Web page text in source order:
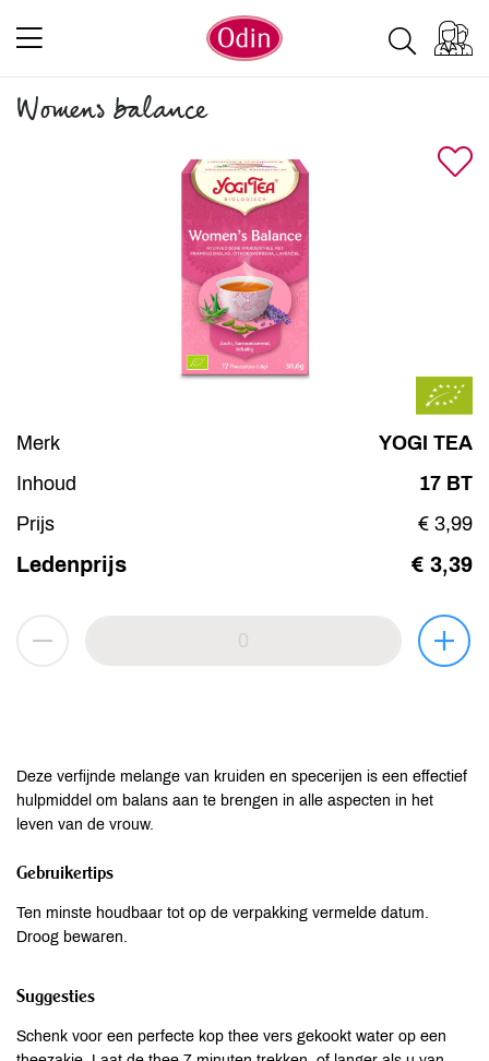
Womens balance
Merk
YOGI TEA
Inhoud
17 BT
Prijs
€ 3,99
Ledenprijs € 3,39
Deze verfijnde melange van kruiden en specerijen is een effectief
hulpmiddel om balans aan te brengen in alle aspecten in het
leven van de vrouw.
Gebruikertips
Ten minste houdbaar tot op de verpakking vermelde datum.
Droog bewaren.
Suggesties
Schenk voor een perfecte kop thee vers gekookt water op een